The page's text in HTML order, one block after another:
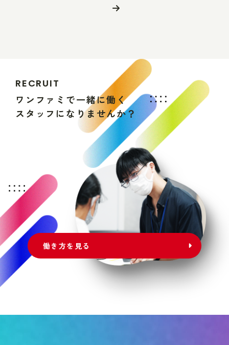
RECRUIT
ワ ン フ ァ ミ で一緒に働 く
ス タ ッ フ にな りま せんか？
働き方を見る